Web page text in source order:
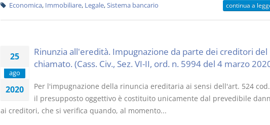
Economica, Immobiliare, Legale,Sistema bancario continua a
25
ago
2020
Rinunzia all'eredità. Impugnazione da parte dei creditori del
chiamato. (Cass. Civ., Sez. VI-II, ord. n. 5994 del 4 marzo
Per l'impugnazione della rinuncia ereditaria ai sensi dell'art. 524
il presupposto oggettivo è costituito unicamente dal prevedibile
ai creditori, che si verifica quando, al momento...